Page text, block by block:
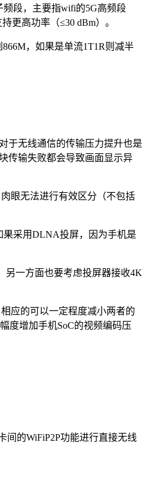
段，主要指wifi的5G高频段
更高功率（≤30 dBm）。
，如果是单流1T1R则减半
于无线通信的传输压力提升也是
传输失败都会导致画面显示异
眼无法进行有效区分（不包括
果采用DLNA投屏，因为手机是
另一方面也要考虑投屏器接收4K
应的可以一定程度减小两者的
度增加手机SoC的视频编码压
的WiFiP2P功能进行直接无线